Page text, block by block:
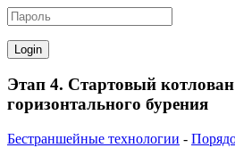
Этап 4. Стартовый
горизонтального бурения
Бестраншейные технологии -